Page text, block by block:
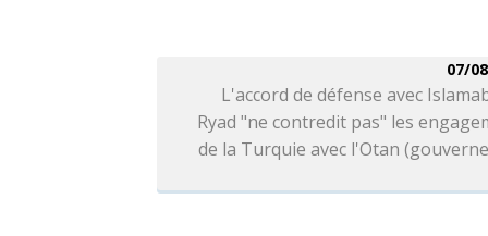
07/
L'accord de défense avec
Ryad "ne contredit pas" les
de la Turquie avec l'Otan